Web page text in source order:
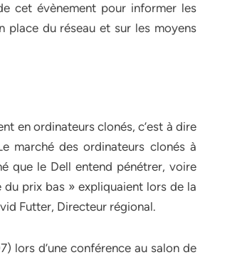
cet évènement pour informer les
place du réseau et sur les moyens
en ordinateurs clonés, c’est à dire
marché des ordinateurs clonés à
que le Dell entend pénétrer, voire
prix bas » expliquaient lors de la
Futter, Directeur régional.
lors d’une conférence au salon de